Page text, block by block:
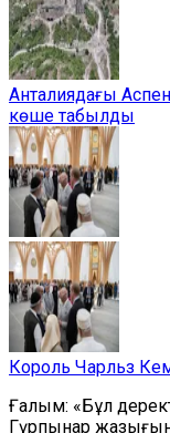
Анталиядағы
көше табылды
Король Чарльз
Ғалым: «Бұл
Гүрпынар